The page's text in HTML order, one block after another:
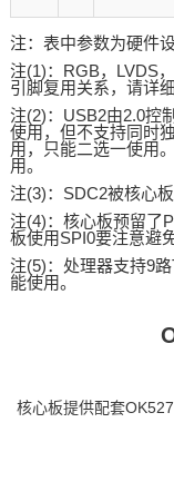
注：表中参数为硬件
注(1)：RGB，LVDS
引脚复用关系，请详
注(2)：USB2由2.0控
使用，但不支持同时
用，只能二选一使用
用。
注(3)：SDC2被核心
注(4)：核心板预留了
板使用SPI0要注意避
注(5)：处理器支持9
能使用。
核心板提供配套